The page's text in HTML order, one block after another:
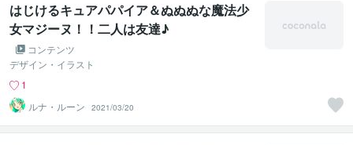
はじけるキュアパパイア＆ぬぬぬな魔法少
女マジーヌ！！二人は友達♪
コンテンツ
デザイン・イラスト
1
ルナ・ルーン
2021/03/20